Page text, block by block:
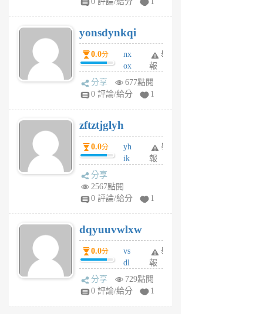
6
個
月
前
yonsdynkqi
0.0分
nx
ox
rh
pe
月
前
舉
報
分享
677點閱
0 評論/給分
1
zftztjglyh
0.0分
yh
ik
tu
6
個
月
前
舉
報
分享
2567點閱
0 評論/給分
1
dqyuuvwlxw
0.0分
vs
dl
sq
fy
舉
報
分享
729點閱
0 評論/給分
1